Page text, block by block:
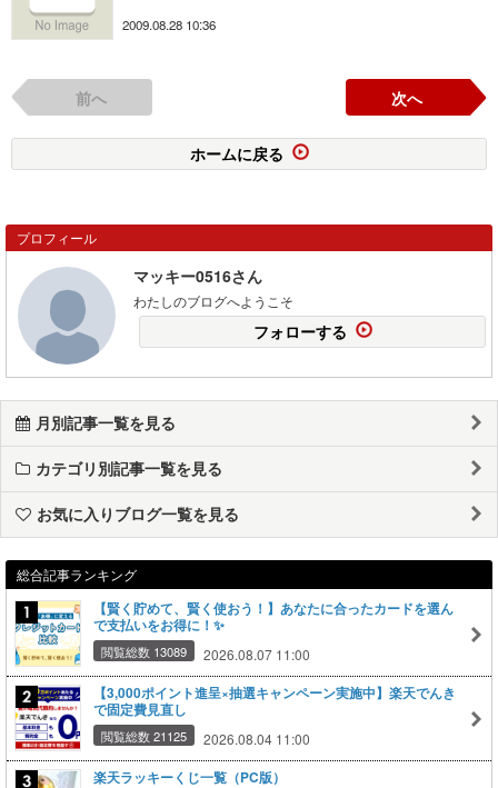
2009.08.28 10:36
前へ 次へ
ホームに戻る
プロフィール
マッキー0516さん
わたしのブログへようこそ
フォローする
月別記事一覧を見る
カテゴリ別記事一覧を見る
お気に入りブログ一覧を見る
総合記事ランキング
【賢く貯めて、賢く使おう！】あなたに合ったカードを選ん
で支払いをお得に！✨
閲覧総数 13089 2026.08.07 11:00
【3,000ポイント進呈×抽選キャンペーン実施中】楽天でんき
で固定費見直し
閲覧総数 21125 2026.08.04 11:00
楽天ラッキーくじ一覧（PC版）